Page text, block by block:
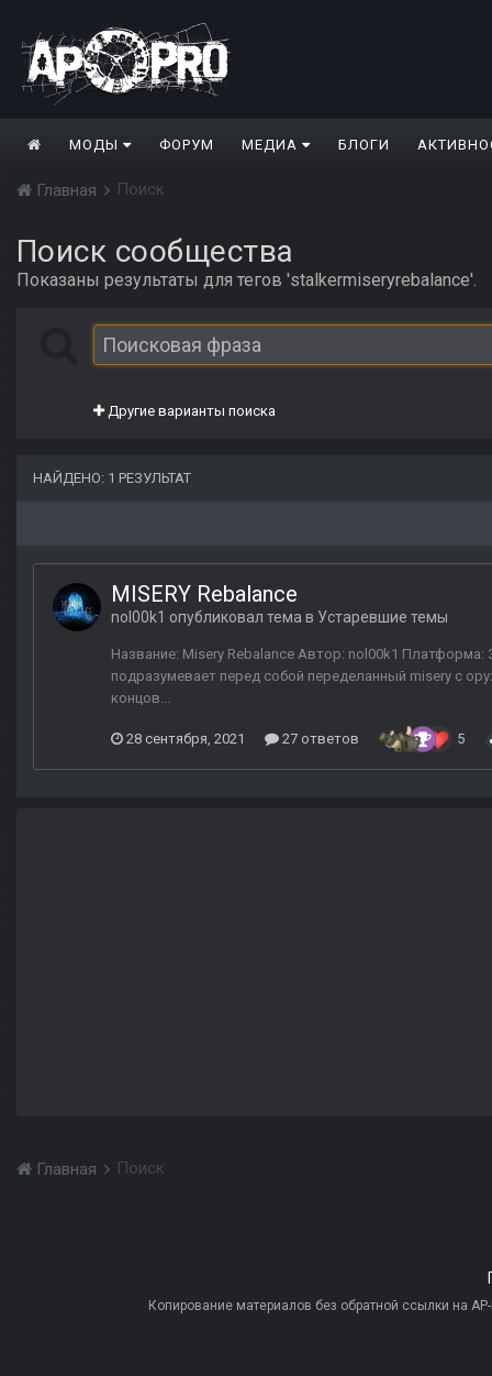
МОДЫ ФОРУМ МЕДИА БЛОГИ
Главная Поиск
Поиск сообщества
Показаны результаты для тегов 'stalkermiseryrebalance'.
Другие варианты поиска
НАЙДЕНО: 1 РЕЗУЛЬТАТ
MISERY Rebalance
nol00k1 опубликовал тема в Устаревшие темы
Название: Misery Rebalance Автор: nol00k1
подразумевает перед собой переделанный misery с
концов...
28 сентября, 2021 27 ответов 5
Главная Поиск
Копирование материалов без обратной ссылки на